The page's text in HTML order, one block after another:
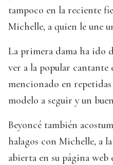
tampoco en la reciente
Michelle, a quien le une
La primera dama ha ido
ver a la popular
mencionado en
modelo a seguir y un
Beyoncé también
halagos con Michelle, a
abierta en su página web